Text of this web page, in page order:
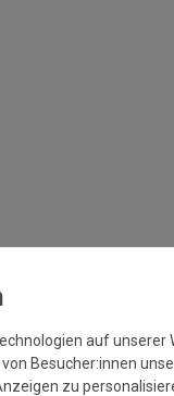
auf unserer
Besucher:innen
zu